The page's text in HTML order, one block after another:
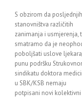
S obzirom da
stanovništva različitih
zanimanja i usmjerenja,
smatramo da je
poboljšati uslove
punu podršku
sindikatu doktora
u SBK/KSB nemaju
potpisani novi